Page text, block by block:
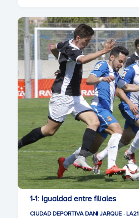
1-1: Igualdad entre filiales
CIUDAD DEPORTIVA DANI JARQUE · LA21